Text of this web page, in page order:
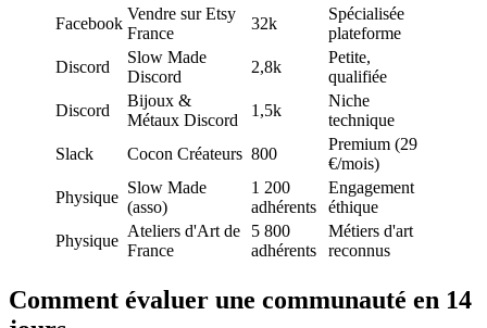
Facebook
Vendre sur Etsy
France
32k
Spécialisée
plateforme
Discord
Slow Made
Discord
2,8k
Petite,
qualifiée
Discord
Bijoux &
Métaux Discord
1,5k
Niche
technique
Slack
Cocon Créateurs 800
Premium (29
€/mois)
Physique
Slow Made
(asso)
1 200
adhérents
Engagement
éthique
Physique
Ateliers d'Art de
France
5 800
adhérents
Métiers d'art
reconnus
Comment évaluer une communauté en 14